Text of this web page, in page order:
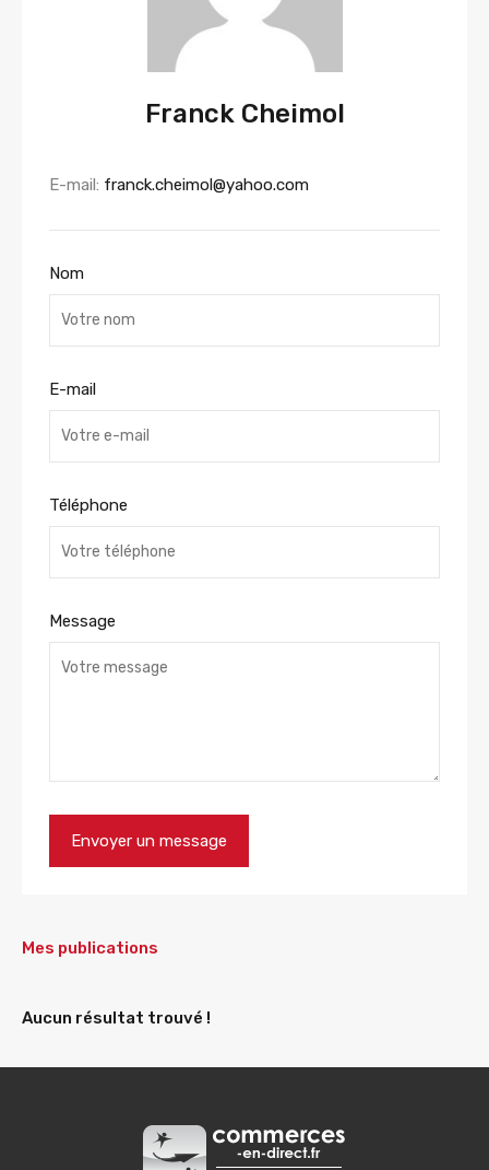
Franck Cheimol
E-mail: franck.cheimol@yahoo.com
Nom
E-mail
Téléphone
Message
Mes publications
Aucun résultat trouvé !